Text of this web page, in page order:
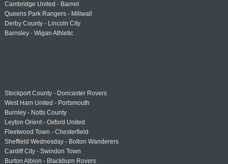
Cambridge United - Barnet
Queens Park Rangers - Millwall
Derby County - Lincoln City
Barnsley - Wigan Athletic
Stockport County - Doncaster Rovers
West Ham United - Portsmouth
Burnley - Notts County
Leyton Orient - Oxford United
Fleetwood Town - Chesterfield
Sheffield Wednesday - Bolton Wanderers
Cardiff City - Swindon Town
Burton Albion - Blackburn Rovers